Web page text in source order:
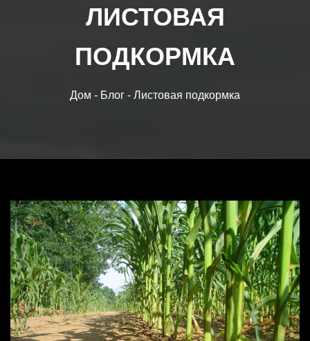
ВЫХОД
ВОПРОСЫ-ОТВЕТЫ
ЛИСТОВАЯ
ПОДКОРМКА
Дом - Блог - Листовая подкормка